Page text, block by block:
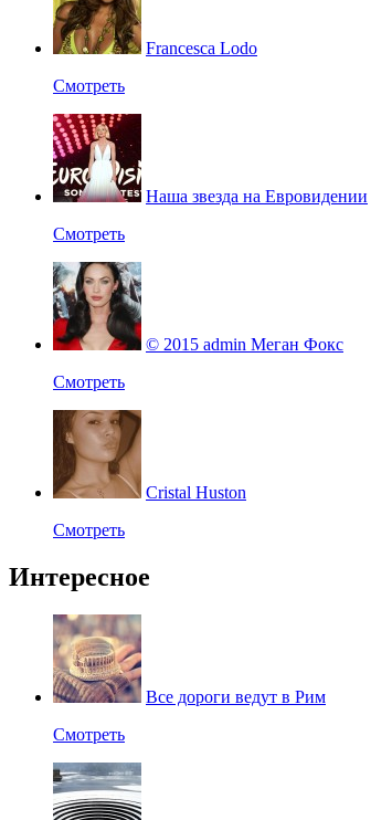
Francesca Lodo
Смотреть
Наша звезда на Евровидении
Смотреть
© 2015 admin Меган Фокс
Смотреть
Cristal Huston
Смотреть
Интересное
Все дороги ведут в Рим
Смотреть